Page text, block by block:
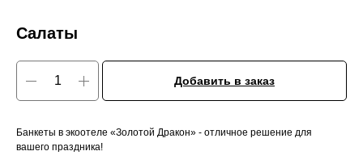
Салаты
Добавить в заказ
Банкеты в экоотеле «Золотой Дракон» - отличное решение для
вашего праздника!